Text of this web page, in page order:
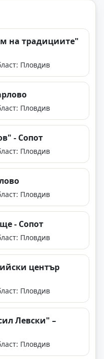
на традициите"
Пловдив
Пловдив
- Сопот
Пловдив
Пловдив
- Сопот
Пловдив
център
Пловдив
Левски" –
Пловдив